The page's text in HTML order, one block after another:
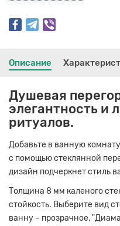
Описание
Душевая
элегантность и
ритуалов.
Добавьте в ванную
с помощью стеклянной
дизайн подчеркнет стиль
Толщина 8 мм каленого
стойкость. Выберите вид
ванну – прозрачное,